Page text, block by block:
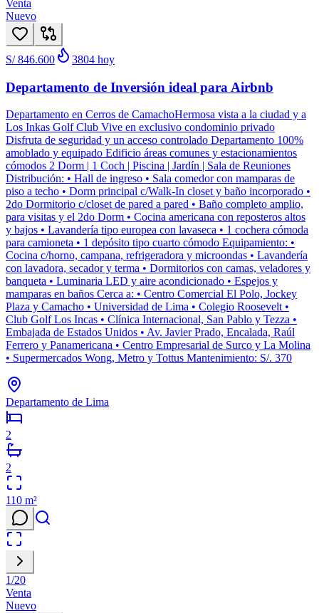
Venta
Nuevo
S/ 846.600 3804 hoy
Departamento de Inversión ideal para Airbnb
Departamento en Cerros de CamachoHermosa vista a la ciudad y a
Los Inkas Golf Club Vive en exclusivo condominio privado
Disfruta de seguridad y un acceso controlado Departamento 100%
amoblado y equipado Edificio áreas comunes y estacionamientos
cómodos 2 Dorm | 1 Coch | Piscina | Jardín | Sala de Reuniones
Distribución: • Hall de ingreso • Sala comedor con mamparas de
piso a techo • Dorm principal c/Walk-In closet y baño incorporado •
2do Dormitorio c/closet de pared a pared • Baño completo amplio,
para visitas y el 2do Dorm • Cocina americana con reposteros altos
y bajos • Lavandería tipo europea con lavaseca • 1 cochera cómoda
para camioneta • 1 depósito tipo cuarto cómodo Equipamiento: •
Cocina c/horno, campana, refrigeradora y microondas • Lavandería
con lavadora, secador y terma • Dormitorios con camas, veladores y
banqueta • Luminaria LED y aire acondicionado • Espejos y
mamparas en baños Cerca a: • Centro Comercial El Polo, Jockey
Plaza y Camacho • Universidad de Lima • Colegio Roosevelt •
Club Golf Los Incas • Clínica Internacional, San Pablo y Tezza •
Embajada de Estados Unidos • Av. Javier Prado, Encalada, Raúl
Ferrero y Panamericana • Centro Empresarial de Surco y La Molina
• Supermercados Wong, Metro y Tottus Mantenimiento: S/. 370
Departamento de Lima
2
2
110 m²
1/20
Venta
Nuevo